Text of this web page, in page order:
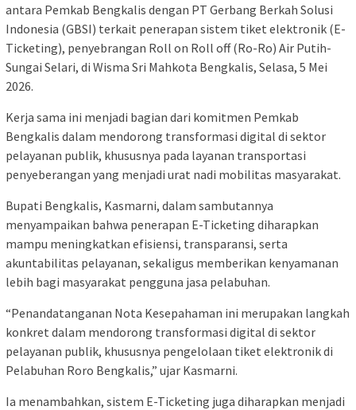
antara Pemkab Bengkalis dengan PT Gerbang Berkah Solusi
Indonesia (GBSI) terkait penerapan sistem tiket elektronik (E-
Ticketing), penyebrangan Roll on Roll off (Ro-Ro) Air Putih-
Sungai Selari, di Wisma Sri Mahkota Bengkalis, Selasa, 5 Mei
2026.
Kerja sama ini menjadi bagian dari komitmen Pemkab
Bengkalis dalam mendorong transformasi digital di sektor
pelayanan publik, khususnya pada layanan transportasi
penyeberangan yang menjadi urat nadi mobilitas masyarakat.
Bupati Bengkalis, Kasmarni, dalam sambutannya
menyampaikan bahwa penerapan E-Ticketing diharapkan
mampu meningkatkan efisiensi, transparansi, serta
akuntabilitas pelayanan, sekaligus memberikan kenyamanan
lebih bagi masyarakat pengguna jasa pelabuhan.
“Penandatanganan Nota Kesepahaman ini merupakan langkah
konkret dalam mendorong transformasi digital di sektor
pelayanan publik, khususnya pengelolaan tiket elektronik di
Pelabuhan Roro Bengkalis,” ujar Kasmarni.
Ia menambahkan, sistem E-Ticketing juga diharapkan menjadi